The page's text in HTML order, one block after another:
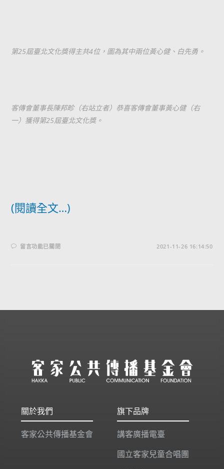
第25屆臺北文化獎得主共4位，圖為其中兩位黃心健、白先勇。
客傳會董事長陳邦畛（右站立者）恭喜客傳會董事黃心健（右
一）獲得第25屆臺北文化獎。
(閱讀全文…)
留言功能已關閉 2021-11-26 16:14:50
關於我們
客家公共傳播基金會
旗下品牌
講客廣播電臺
國立客家兒童合唱團